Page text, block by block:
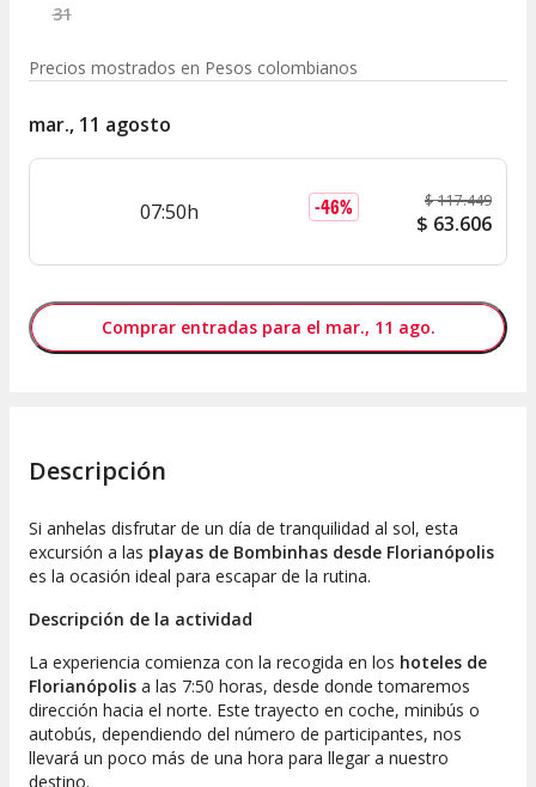
31
Precios mostrados en Pesos colombianos
mar., 11 agosto
07:50h -46% $ 117.449
$ 63.606
Comprar entradas para el mar., 11 ago.
Descripción
Si anhelas disfrutar de un día de tranquilidad al sol, esta
excursión a las playas de Bombinhas desde Florianópolis
es la ocasión ideal para escapar de la rutina.
Descripción de la actividad
La experiencia comienza con la recogida en los hoteles de
Florianópolis a las 7:50 horas, desde donde tomaremos
dirección hacia el norte. Este trayecto en coche, minibús o
autobús, dependiendo del número de participantes, nos
llevará un poco más de una hora para llegar a nuestro
destino.